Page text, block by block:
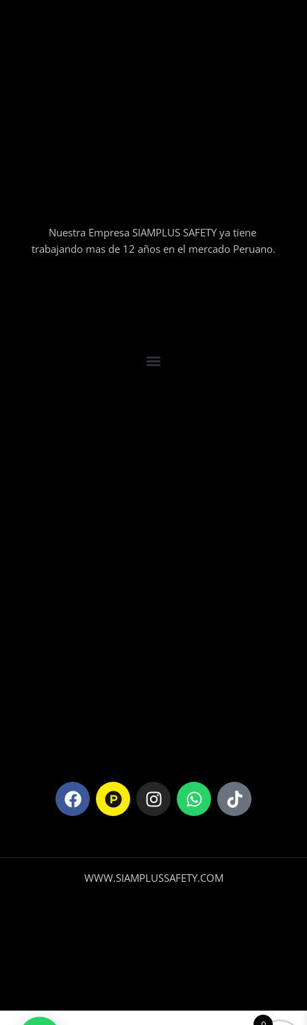
Nuestra Empresa SIAMPLUS SAFETY ya tiene
trabajando mas de 12 años en el mercado Peruano.
WWW.SIAMPLUSSAFETY.COM
Casaca